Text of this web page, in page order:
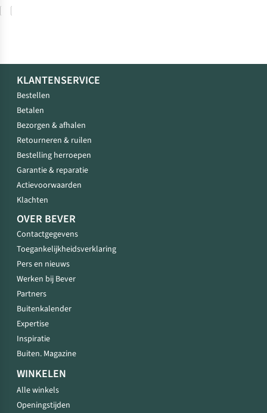
KLANTENSERVICE
Bestellen
Betalen
Bezorgen & afhalen
Retourneren & ruilen
Bestelling herroepen
Garantie & reparatie
Actievoorwaarden
Klachten
OVER BEVER
Contactgegevens
Toegankelijkheidsverklaring
Pers en nieuws
Werken bij Bever
Partners
Buitenkalender
Expertise
Inspiratie
Buiten. Magazine
WINKELEN
Alle winkels
Openingstijden